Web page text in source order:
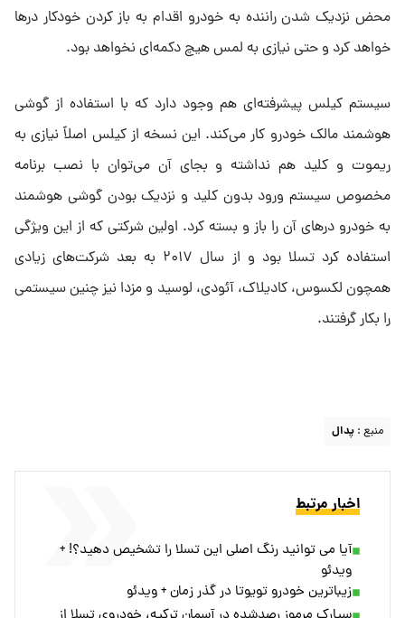
محض نزدیک شدن راننده به خودرو اقدام به باز کردن خودکار درها
خواهد کرد و حتی نیازی به لمس هیچ دکمه‌ای نخواهد بود.
سیستم کیلس پیشرفته‌ای هم وجود دارد که با استفاده از گوشی
هوشمند مالک خودرو کار می‌کند. این نسخه از کیلس اصلاً نیازی به
ریموت و کلید هم نداشته و بجای آن می‌توان با نصب برنامه
مخصوص سیستم ورود بدون کلید و نزدیک بودن گوشی هوشمند
به خودرو درهای آن را باز و بسته کرد. اولین شرکتی که از این ویژگی
استفاده کرد تسلا بود و از سال ۲۰۱۷ به بعد شرکت‌های زیادی
همچون لکسوس، کادیلاک، آئودی، لوسید و مزدا نیز چنین سیستمی
را بکار گرفتند.
منبع : پدال
اخبار مرتبط
آیا می توانید رنگ اصلی این تسلا را تشخیص دهید؟! +
ویدئو
زیباترین خودرو تویوتا در گذر زمان + ویدئو